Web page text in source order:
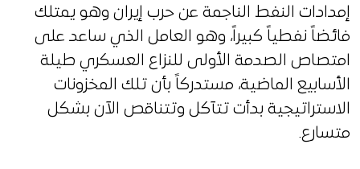
إمدادات النفط الناجمة عن حرب إيران وهو يمتلك
فائضاً نفطياً كبيراً، وهو العامل الذي ساعد على
امتصاص الصدمة الأولى للنزاع العسكري طيلة
الأسابيع الماضية، مستدركاً بأن تلك المخزونات
الاستراتيجية بدأت تتآكل وتتناقص الآن بشكل
متسارع.